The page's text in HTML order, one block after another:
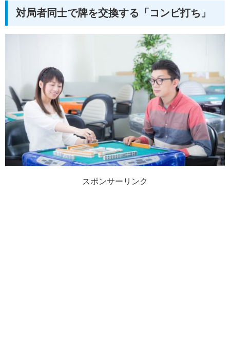
対局者同士で牌を交換する「コンビ打ち」
スポンサーリンク